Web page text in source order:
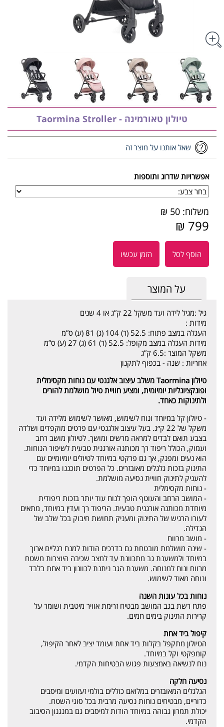
טיולון טאורמינה - Taormina Stroller
שאל אותנו על מוצר זה
אפשרויות שדרוג ותוספות
משלוח: 50 ₪
799 ₪
הוסף לסל הזמן עכשיו
על המוצר
גיל :מגיל לידה ועד משקל 22 ק”ג או 4 שנים
מידות :
העגלה במצב פתוח: 52.5 (ר) 104 (ג) 81 (ע) ס”מ
מידות העגלה במצב מקופל: 52.5 (ר) 61 (ג) 27 (ע) ס”מ
משקל המוצר :6.5 ק”ג
אחריות : שנה - בכפוף לתקנון
טיולון Taormina משלב עיצוב אלגנטי עם נוחות מקסימלית
ופונקציונליות יומיומית, ומציע חוויית טיול מושלמת להורים
ולתינוקות כאחד.
- טיולון קל במיוחד ונוח לשימוש, מאושר לשימוש מלידה ועד
משקל של 22 ק״ג. בעל עיצוב אלגנטי עם פרטים מוקפדים ושלדה
בצבע תואם לבדים למראה מרשים ומושך. לטיולון מושב רחב
ועמוק, הכולל ריפוד רך מכותנה אורגנית טבעית לשיפור הנוחות.
הוא נעים ומפנק, אך גם פרקטי במיוחד לטיולים יומיומיים עם
התינוק בזכות גלגלים מאובזרים. כל הפרטים תוכננו במיוחד כדי
להעניק לתינוק חוויית נסיעה מושלמת.
- נוחות מקסימלית
- המושב הרחב והעוטף הופך לנוח עוד יותר בזכות ריפודית
מיוחדת מכותנה אורגנית טבעית. הריפוד רך ועדין במיוחד, מתאים
לעורו הרגיש של התינוק ומעניק תחושת חיבוק בכל שלב של
הגדילה.
- מושב מרווח
- שינה מושלמת מובטחת גם בדרכים הודות למנח רגליים ארוך
במיוחד ולמשענת גב מתכוונת עד למצב שכיבה היוצרות משטח
מרווח ונוח למנוחה. משענת הגב ניתנת לכוונון ביד אחת בלבד
ונוחה מאוד לשימוש.
נוחות בכל עונות השנה
פתח רשת בגב המושב מבטיח זרימת אוויר מיטבית ושומר על
קרירות התינוק בימים חמים.
קיפול ביד אחת
הטיולון מתקפל בקלות ביד אחת ועומד יציב לאחר הקיפול,
קומפקטי וקל במיוחד.
נוח לנשיאה באמצעות פגוש הבטיחות הקדמי.
נסיעה חלקה
הגלגלים המאובזרים במלואם כוללים בולמי זעזועים ומיסבים
כדוריים, מבטיחים נוחות נסיעה מרבית בכל סוגי השטח.
יכולת תמרון גבוהה במיוחד הודות למיסבים גם במנגנון הסיבוב
הקדמי.